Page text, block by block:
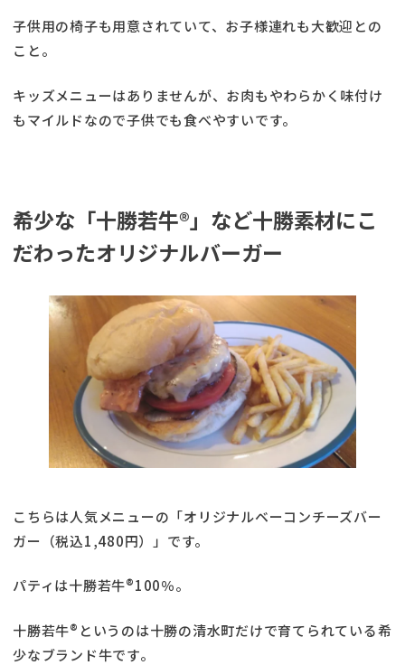
子供用の椅子も用意されていて、お子様連れも大歓迎との
こと。
キッズメニューはありませんが、お肉もやわらかく味付け
もマイルドなので子供でも食べやすいです。
希少な「十勝若牛®」など十勝素材にこ
だわったオリジナルバーガー
こちらは人気メニューの「オリジナルベーコンチーズバー
ガー（税込1,480円）」です。
パティは十勝若牛®100％。
十勝若牛®というのは十勝の清水町だけで育てられている希
少なブランド牛です。